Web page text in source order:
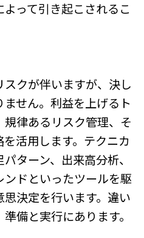
って引き起こされるこ
クが伴いますが、決し
せん。利益を上げるト
規律あるリスク管理、そ
活用します。テクニカ
ターン、出来高分析、
ンドといったツールを駆
決定を行います。違い
備と実行にあります。